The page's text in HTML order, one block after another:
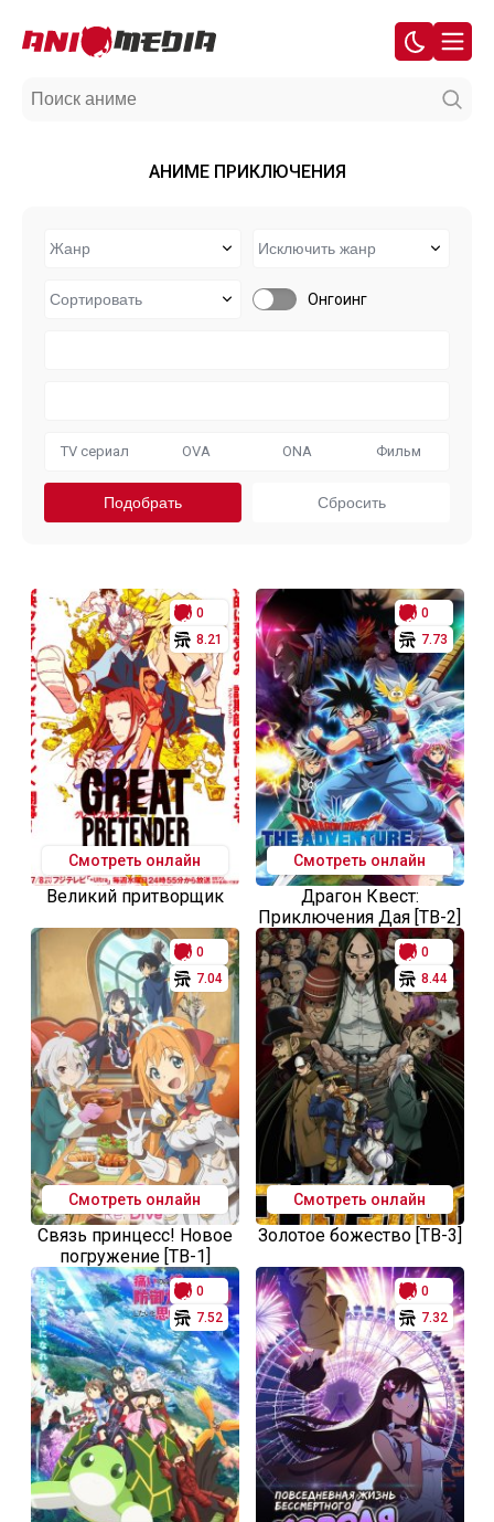
АНИМЕ ПРИКЛЮЧЕНИЯ
Онгоинг
TV сериал OVA ONA Фильм
0
8.21
Смотреть онлайн
Великий притворщик
0
7.73
Смотреть онлайн
Драгон Квест:
Приключения Дая [ТВ-2]
0
7.04
Смотреть онлайн
Связь принцесс! Новое
погружение [ТВ-1]
0
8.44
Смотреть онлайн
Золотое божество [ТВ-3]
0
7.52
0
7.32